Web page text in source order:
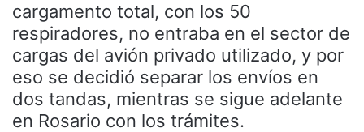
cargamento total, con los 50
respiradores, no entraba en el sector de
cargas del avión privado utilizado, y por
eso se decidió separar los envíos en
dos tandas, mientras se sigue adelante
en Rosario con los trámites.